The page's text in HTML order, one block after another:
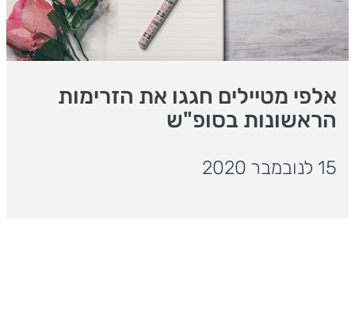
אלפי מטיילים חגגו את הזרימות
הראשונות בסופ"ש
15 לנובמבר 2020